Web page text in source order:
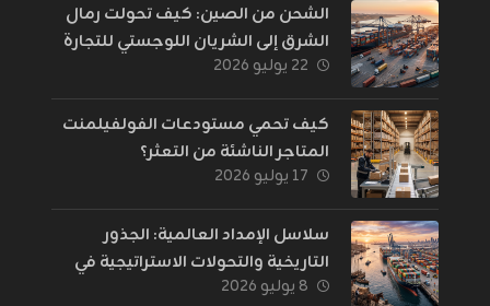
الشحن من الصين: كيف تحولت رمال
الشرق إلى الشريان اللوجستي للتجارة
الإلكترونية؟
٢٢ يوليو ٢٠٢٦
كيف تحمي مستودعات الفولفيلمنت
المتاجر الناشئة من التعثر؟
١٧ يوليو ٢٠٢٦
سلاسل الإمداد العالمية: الجذور
التاريخية والتحولات الاستراتيجية في
إدارة اللوجستيات
٨ يوليو ٢٠٢٦